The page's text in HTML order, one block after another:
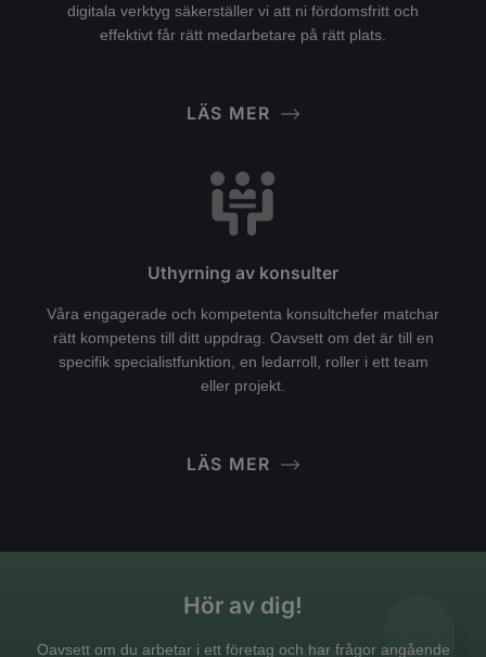
digitala verktyg säkerställer vi att ni fördomsfritt och
effektivt får rätt medarbetare på rätt plats.
LÄS MER
Uthyrning av konsulter
Våra engagerade och kompetenta konsultchefer matchar
rätt kompetens till ditt uppdrag. Oavsett om det är till en
specifik specialistfunktion, en ledarroll, roller i ett team
eller projekt.
LÄS MER
Hör av dig!
Oavsett om du arbetar i ett företag och har frågor angående